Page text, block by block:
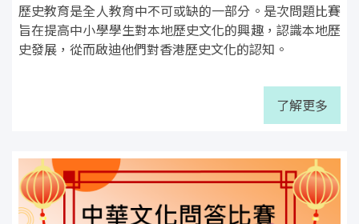
歷史教育是全人教育中不可或缺的一部分。是次問題比賽
旨在提高中小學學生對本地歷史文化的興趣，認識本地歷
史發展，從而啟迪他們對香港歷史文化的認知。
了解更多